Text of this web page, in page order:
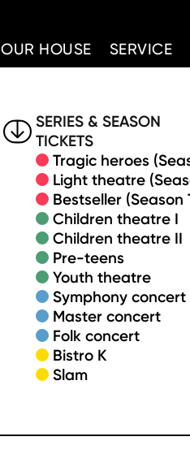
OUR HOUSE SERVICE
SERIES & SEASON
TICKETS
Tragic heroes
Light theatre
Bestseller (Season
Children theatre I
Children theatre II
Pre-teens
Youth theatre
Symphony concert
Master concert
Folk concert
Bistro K
Slam